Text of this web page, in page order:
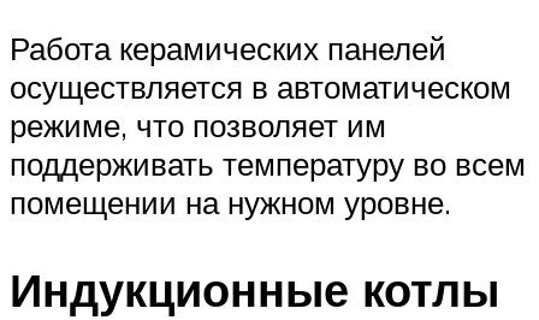
Работа керамических панелей
осуществляется в автоматическом
режиме, что позволяет им
поддерживать температуру во всем
помещении на нужном уровне.
Индукционные котлы